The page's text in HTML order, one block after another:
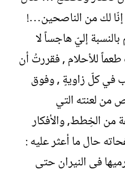
إنّا لك من الناصحين…!
إليّ هاجساً لا
للأحلام , فقررتُ أن
في كلّ زاويةٍ , وفوق
من لعنته التي
الخِطط, والأفكار
حال ما أعثر عليه :
في النيران حتى